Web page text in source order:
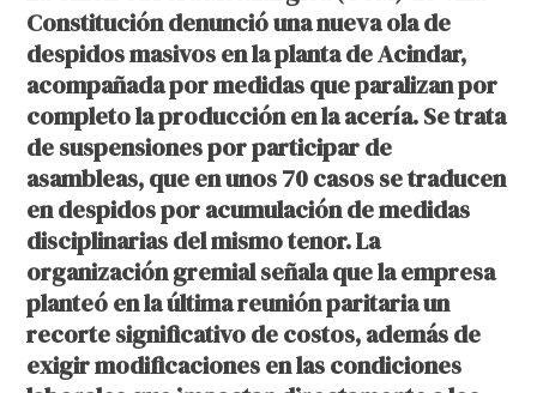
Constitución denunció una nueva ola de
despidos masivos en la planta de Acindar,
acompañada por medidas que paralizan por
completo la producción en la acería. Se trata
de suspensiones por participar de
asambleas, que en unos 70 casos se traducen
en despidos por acumulación de medidas
disciplinarias del mismo tenor. La
organización gremial señala que la empresa
planteó en la última reunión paritaria un
recorte significativo de costos, además de
exigir modificaciones en las condiciones